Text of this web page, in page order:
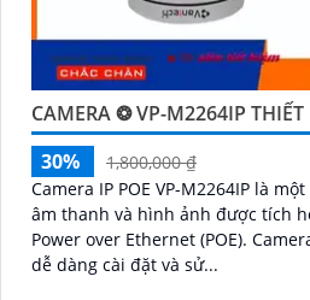
CAMERA ❂ VP-M2264IP THIẾT
30%
1,800,000 ₫
Camera IP POE VP-M2264IP là
âm thanh và hình ảnh được tích
Power over Ethernet (POE). Camera này được thiết kế để
dễ dàng cài đặt và sử...